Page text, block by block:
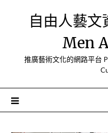
自由人藝
Men
推廣藝術文化的網路平台